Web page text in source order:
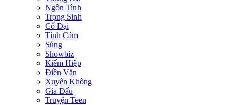
Ngôn Tình
Trọng Sinh
Cổ Đại
Tình Cảm
Sủng
Showbiz
Kiếm Hiệp
Điền Văn
Xuyên Không
Gia Đấu
Truyện Teen